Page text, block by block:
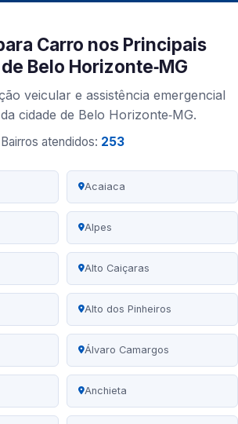
Carro nos Principais
Belo Horizonte‑MG
veicular e assistência emergencial
cidade de Belo Horizonte‑MG.
Bairros atendidos: 253
Acaiaca
Alpes
Alto Caiçaras
Alto dos Pinheiros
Álvaro Camargos
Anchieta